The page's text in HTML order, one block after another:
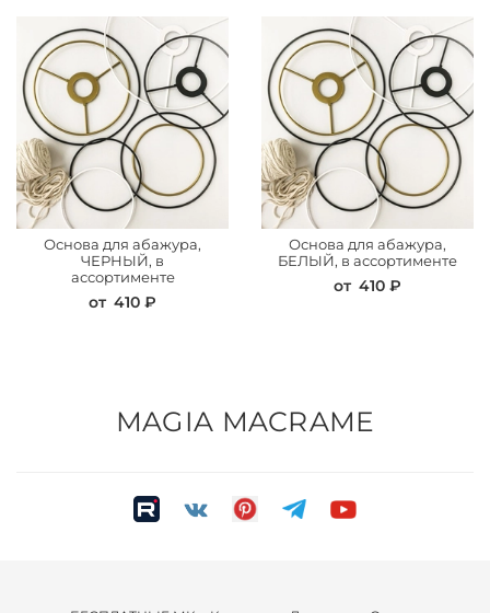
Основа для абажура,
ЧЕРНЫЙ, в
ассортименте
от 410 ₽
Основа для абажура,
БЕЛЫЙ, в ассортименте
от 410 ₽
MAGIA MACRAME